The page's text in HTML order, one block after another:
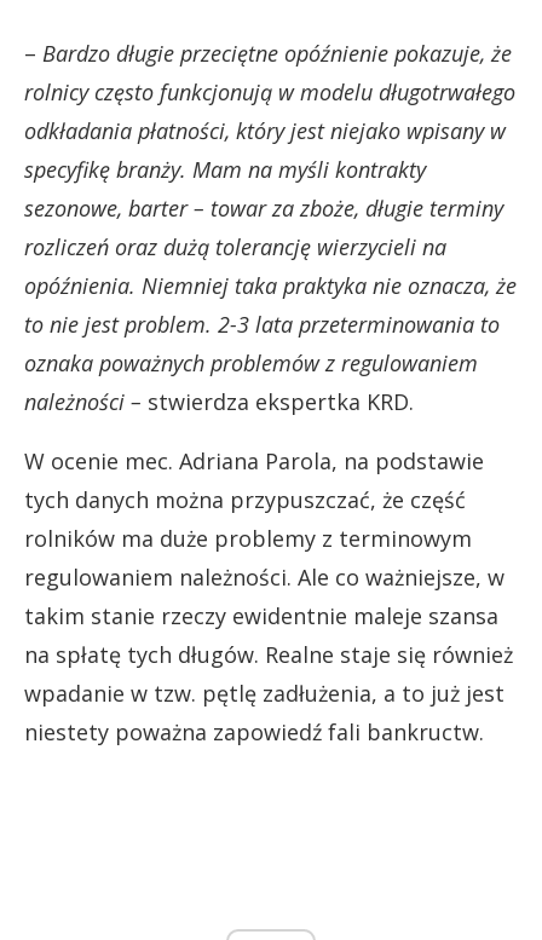
– Bardzo długie przeciętne opóźnienie pokazuje, że
rolnicy często funkcjonują w modelu długotrwałego
odkładania płatności, który jest niejako wpisany w
specyfikę branży. Mam na myśli kontrakty
sezonowe, barter – towar za zboże, długie terminy
rozliczeń oraz dużą tolerancję wierzycieli na
opóźnienia. Niemniej taka praktyka nie oznacza, że
to nie jest problem. 2-3 lata przeterminowania to
oznaka poważnych problemów z regulowaniem
należności – stwierdza ekspertka KRD.
W ocenie mec. Adriana Parola, na podstawie
tych danych można przypuszczać, że część
rolników ma duże problemy z terminowym
regulowaniem należności. Ale co ważniejsze, w
takim stanie rzeczy ewidentnie maleje szansa
na spłatę tych długów. Realne staje się również
wpadanie w tzw. pętlę zadłużenia, a to już jest
niestety poważna zapowiedź fali bankructw.